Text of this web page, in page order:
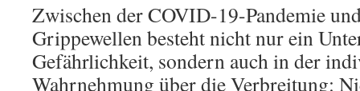
Zwischen der COVID-19-Pandemie
Grippewellen besteht nicht nur ein
Gefährlichkeit, sondern auch in der
Wahrnehmung über die Verbreitung: